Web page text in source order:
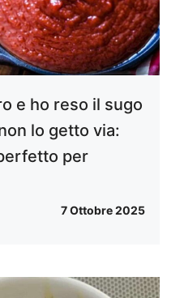
e ho reso il sugo
lo getto via:
per
7 Ottobre 2025